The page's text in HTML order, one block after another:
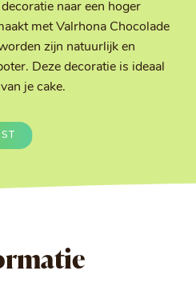
naar een hoger
met Valrhona Chocolade
zijn natuurlijk en
Deze decoratie is ideaal
je cake.